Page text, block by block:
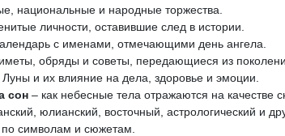
национальные и народные торжества.
личности, оставившие след в истории.
с именами, отмечающими день ангела.
обряды и советы, передающиеся из
и их влияние на дела, здоровье и эмоции.
сон – как небесные тела отражаются на качестве
юлианский, восточный, астрологический и
по символам и сюжетам.